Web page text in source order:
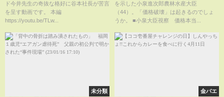
ド今井先生の奇抜な格好に谷本社長が苦言
を呈す動画です。 本編
https://youtu.be/TLw...
チャンネル】(2025年5月23日)
を示した小泉進次郎農林水産大臣
（44）。「価格破壊」は起きるのでしょ
うか。 ■小泉大臣視察 価格本当...
未分類 金バエ